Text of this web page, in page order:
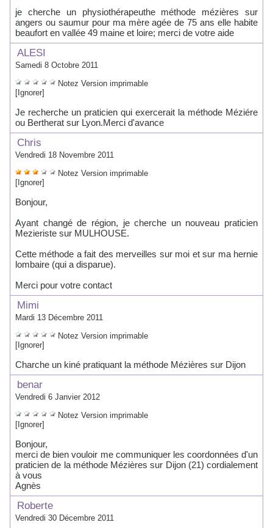
je cherche un physiothérapeuthe méthode mézières sur
angers ou saumur pour ma mère agée de 75 ans elle habite
beaufort en vallée 49 maine et loire; merci de votre aide
ALESI
Samedi 8 Octobre 2011
Notez Version imprimable
[Ignorer]
Je recherche un praticien qui exercerait la méthode Méziére
ou Bertherat sur Lyon.Merci d'avance
Chris
Vendredi 18 Novembre 2011
Notez Version imprimable
[Ignorer]
Bonjour,
Ayant changé de région, je cherche un nouveau praticien
Mezieriste sur MULHOUSE.
Cette méthode a fait des merveilles sur moi et sur ma hernie
lombaire (qui a disparue).
Merci pour votre contact
Mimi
Mardi 13 Décembre 2011
Notez Version imprimable
[Ignorer]
Charche un kiné pratiquant la méthode Mézières sur Dijon
benar
Vendredi 6 Janvier 2012
Notez Version imprimable
[Ignorer]
Bonjour,
merci de bien vouloir me communiquer les coordonnées d'un
praticien de la méthode Mézières sur Dijon (21) cordialement
à vous
Agnès
Roberte
Vendredi 30 Décembre 2011